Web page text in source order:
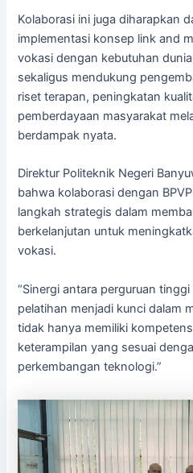
Kolaborasi ini juga diharapkan
implementasi konsep link and
vokasi dengan kebutuhan
sekaligus mendukung
riset terapan, peningkatan
pemberdayaan masyarakat
berdampak nyata.
Direktur Politeknik Negeri
bahwa kolaborasi dengan
langkah strategis dalam
berkelanjutan untuk
vokasi.
“Sinergi antara perguruan
pelatihan menjadi kunci dalam
tidak hanya memiliki
keterampilan yang sesuai
perkembangan teknologi.”